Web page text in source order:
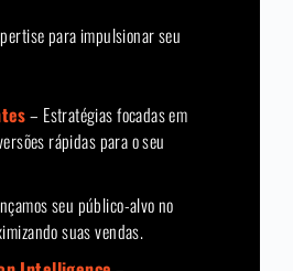
para impulsionar seu
– Estratégias focadas em
rápidas para o seu
seu público-alvo no
suas vendas.